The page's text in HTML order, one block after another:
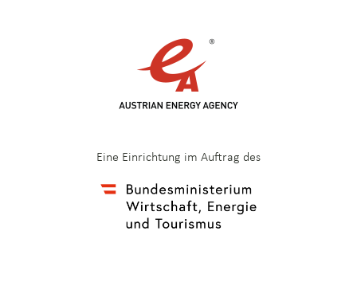
Eine Einrichtung im Auftrag des